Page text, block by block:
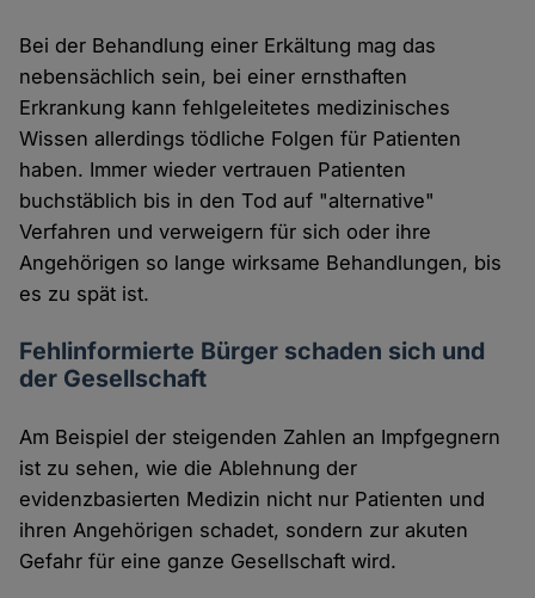
Bei der Behandlung einer Erkältung mag das
nebensächlich sein, bei einer ernsthaften
Erkrankung kann fehlgeleitetes medizinisches
Wissen allerdings tödliche Folgen für Patienten
haben. Immer wieder vertrauen Patienten
buchstäblich bis in den Tod auf "alternative"
Verfahren und verweigern für sich oder ihre
Angehörigen so lange wirksame Behandlungen, bis
es zu spät ist.
Fehlinformierte Bürger schaden sich und
der Gesellschaft
Am Beispiel der steigenden Zahlen an Impfgegnern
ist zu sehen, wie die Ablehnung der
evidenzbasierten Medizin nicht nur Patienten und
ihren Angehörigen schadet, sondern zur akuten
Gefahr für eine ganze Gesellschaft wird.